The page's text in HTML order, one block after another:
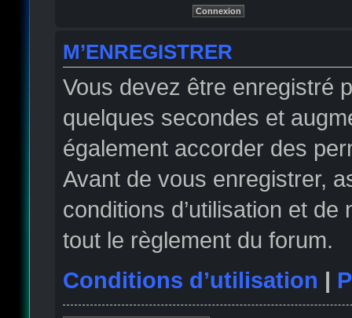
M’ENREGISTRER
Vous devez être enregistré
quelques secondes et
également accorder des
Avant de vous enregistrer,
conditions d’utilisation et
tout le règlement du forum.
Conditions d’utilisation |